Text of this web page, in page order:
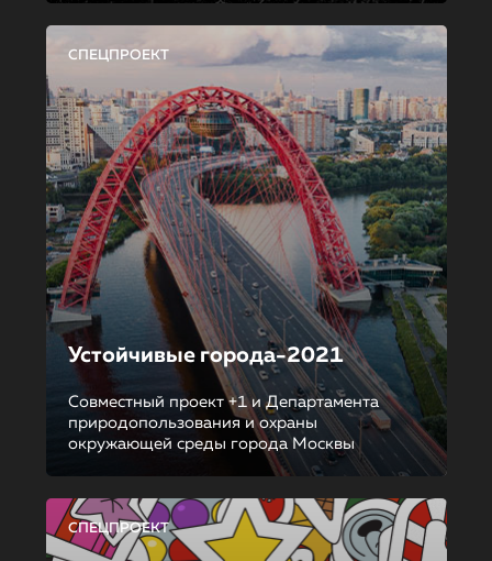
СПЕЦПРОЕКТ
Устойчивые города-2021
Совместный проект +1 и Департамента
природопользования и охраны
окружающей среды города Москвы
СПЕЦПРОЕКТ